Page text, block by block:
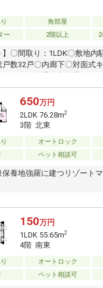
角部屋
ー
2階以上
】〇間取り：1LDK〇敷地内
数32戸〇内廊下〇対面式キ
650万円
2LDK 76.28m2
3階 北東
オートロック
ペット相談可
保養地強羅に建つリゾートマ
150万円
1LDK 55.65m2
4階 南東
オートロック
ペット相談可